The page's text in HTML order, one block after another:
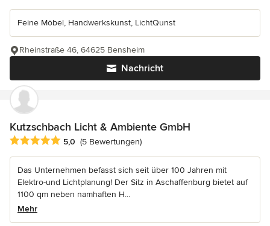
Feine Möbel, Handwerkskunst, LichtQunst
Nachricht
Rheinstraße 46, 64625 Bensheim
Kutzschbach Licht & Ambiente GmbH
Durchschnittliche Bewertung: 5 von 5 Sternen
5,0 (5 Bewertungen)
Das Unternehmen befasst sich seit über 100 Jahren mit
Elektro-und Lichtplanung! Der Sitz in Aschaffenburg bietet auf
1100 qm neben namhaften H...
Mehr